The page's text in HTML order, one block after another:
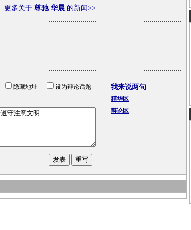
更多关于 尊驰 华晨 的新闻>>
隐藏地址
设为辩论话题
我来说两句
精华区
辩论区